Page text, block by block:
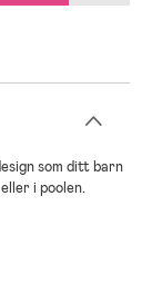
som ditt barn
i poolen.